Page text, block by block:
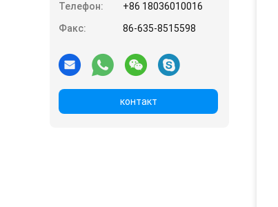
Телефон:
+86 18036010016
Факс:
86-635-8515598
контакт